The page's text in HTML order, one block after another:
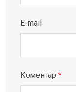
E-mail
Коментар *